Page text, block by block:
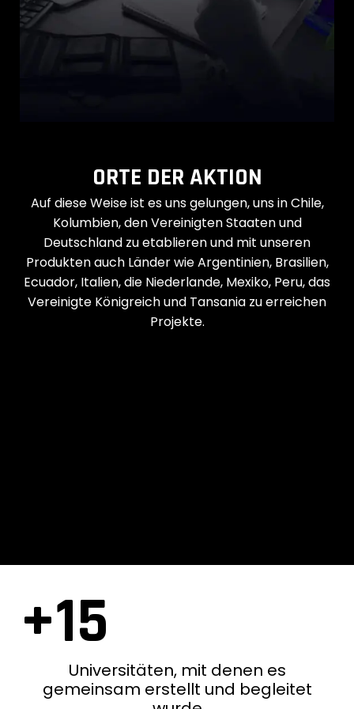
Wertschöpfung zu bieten.
Erfahren Sie mehr
ORTE DER AKTION
Auf diese Weise ist es uns gelungen, uns in Chile,
Kolumbien, den Vereinigten Staaten und
Deutschland zu etablieren und mit unseren
Produkten auch Länder wie Argentinien, Brasilien,
Ecuador, Italien, die Niederlande, Mexiko, Peru, das
Vereinigte Königreich und Tansania zu erreichen
Projekte.
+15
Universitäten, mit denen es
gemeinsam erstellt und begleitet